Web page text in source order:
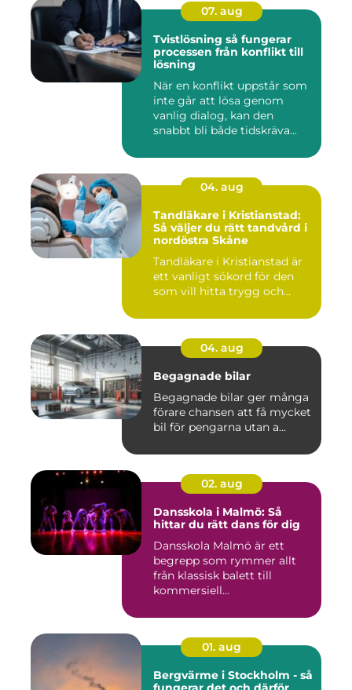
07. aug
Tvistlösning så fungerar
processen från konflikt till
lösning
När en konflikt uppstår som
inte går att lösa genom
vanlig dialog, kan den
snabbt bli både tidskräva...
04. aug
Tandläkare i Kristianstad:
Så väljer du rätt tandvård i
nordöstra Skåne
Tandläkare i Kristianstad är
ett vanligt sökord för den
som vill hitta trygg och...
04. aug
Begagnade bilar
Begagnade bilar ger många
förare chansen att få mycket
bil för pengarna utan a...
02. aug
Dansskola i Malmö: Så
hittar du rätt dans för dig
Dansskola Malmö är ett
begrepp som rymmer allt
från klassisk balett till
kommersiell...
01. aug
Bergvärme i Stockholm - så